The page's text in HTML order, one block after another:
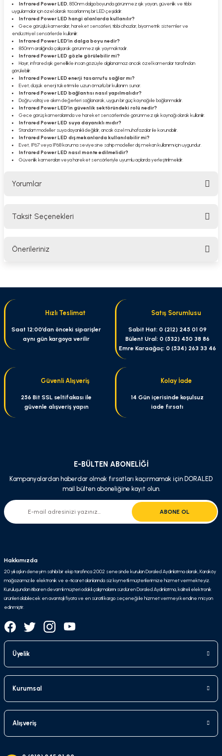
Infrared Power LED, 850nm dalga boyunda görünmez ışık yayan, güvenlik ve tıbbi
uygulamalar için özel olarak tasarlanmış bir LED çeşididir.
Infrared Power LED hangi alanlarda kullanılır?
Gece görüşlü kameralar, hareket sensörleri, tıbbi cihazlar, biyometrik sistemler ve
endüstriyel sensörlerde kullanılır.
Infrared Power LED’in dalga boyu nedir?
850nm aralığında çalışarak görünmez ışık yaymaktadır.
Infrared Power LED gözle görülebilir mi?
Hayır, infrared ışık genellikle insan gözüyle algılanamaz ancak özel kameralar tarafından
görülebilir.
Infrared Power LED enerji tasarrufu sağlar mı?
Evet, düşük enerji tüketimi ile uzun ömürlü bir kullanım sunar.
Infrared Power LED bağlantısı nasıl yapılmalıdır?
Doğru voltaj ve akım değerleri sağlanarak, uygun bir güç kaynağı ile bağlanmalıdır.
Infrared Power LED’in güvenlik sektöründeki rolü nedir?
Gece görüş kameralarında ve hareket sensörlerinde görünmez ışık kaynağı olarak kullanılır.
Infrared Power LED suya dayanıklı mıdır?
Standart modeller suya dayanıklı değildir, ancak özel muhafazalar ile korunabilir.
Infrared Power LED dış mekanlarda kullanılabilir mi?
Evet, IP67 veya IP68 koruma seviyesine sahip modeller dış mekan kullanımı için uygundur.
Infrared Power LED nasıl monte edilmelidir?
Güvenlik kameraları veya hareket sensörleriyle uyumlu açılarda yerleştirilmelidir.
Yorumlar
Taksit Seçenekleri
Önerileriniz
Görüş ve önerileriniz için teşekkür ederiz.
Ürün resmi kalitesiz, bozuk veya görüntülenemiyor.
Ürün açıklamasında eksik bilgiler bulunuyor.
Ürün fiyatı diğer sitelerden daha pahalı.
Bu ürüne benzer farklı alternatifler olmalı.
Hızlı Teslimat
Saat 12:00’dan önceki siparişler
aynı gün kargoya verilir
Satış Sorumlusu
Sabit Hat: 0 (212) 245 01 09
Bülent Ural: 0 (532) 450 38 86
Emre Karaağaç: 0 (534) 263 33 46
Güvenli Alışveriş
256 Bit SSL seltifakası ile
güvenle alışveriş yapın
Kolay İade
14 Gün içerisinde koşulsuz
iade fırsatı
E-BÜLTEN ABONELİĞİ
Kampanyalardan haberdar olmak fırsatları kaçırmamak için DORALED
mail bülten aboneliğine kayıt olun.
ABONE OL
Hakkımızda
20 yılı aşkın deneyim sahibi bir ekip tarafınca 2002 senesinde kurulan Doraled Aydınlatma olarak, Karaköy
mağazamız ile elektronik ve e-ticaret alanlarında siz kıymetli müşterilerimize hizmet vermekteyiz.
Kuruluşundan itibaren devamlı müşteri odaklı çalışmalarını sürdüren Doraled Aydınlatma, kaliteli elektronik
ürünleri olabilecek en avantajlı fiyata ve en süratli kargo seçeneği ile hizmet vermeyi kendine misyon
edinmiştir.
Üyelik
Kurumsal
Alışveriş